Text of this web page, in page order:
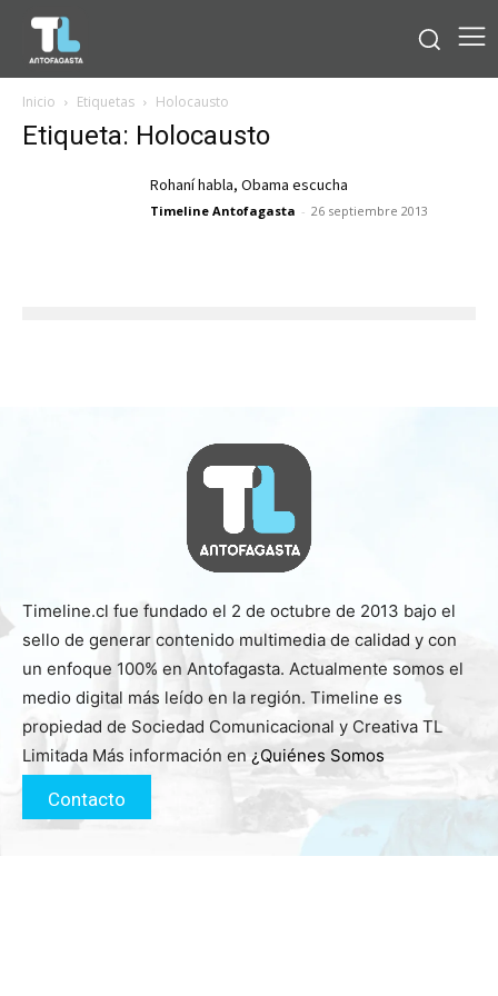
Inicio Etiquetas Holocausto
Etiqueta: Holocausto
Rohaní habla, Obama escucha
Timeline Antofagasta - 26 septiembre 2013
Timeline.cl fue fundado el 2 de octubre de 2013 bajo el
sello de generar contenido multimedia de calidad y con
un enfoque 100% en Antofagasta. Actualmente somos el
medio digital más leído en la región. Timeline es
propiedad de Sociedad Comunicacional y Creativa TL
Limitada Más información en ¿Quiénes Somos
Contacto